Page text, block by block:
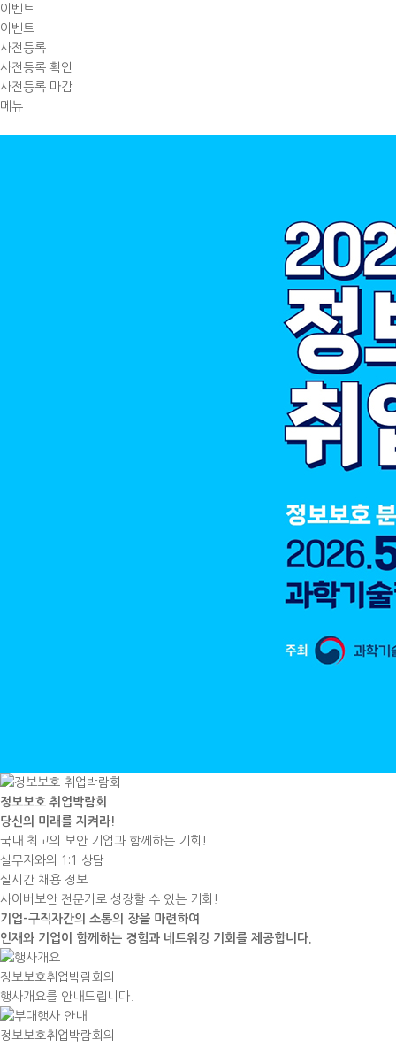
이벤트
이벤트
사전등록
사전등록 확인
사전등록 마감
메뉴
정보보호 취업박람회
당신의 미래를 지켜라!
국내 최고의 보안 기업과 함께하는 기회!
실무자와의 1:1 상담
실시간 채용 정보
사이버보안 전문가로 성장할 수 있는 기회!
기업-구직자간의 소통의 장을 마련하여
인재와 기업이 함께하는 경험과 네트워킹 기회 를 제공합니다.
정보보호취업박람회의
행사개요를 안내드립니다.
정보보호취업박람회의